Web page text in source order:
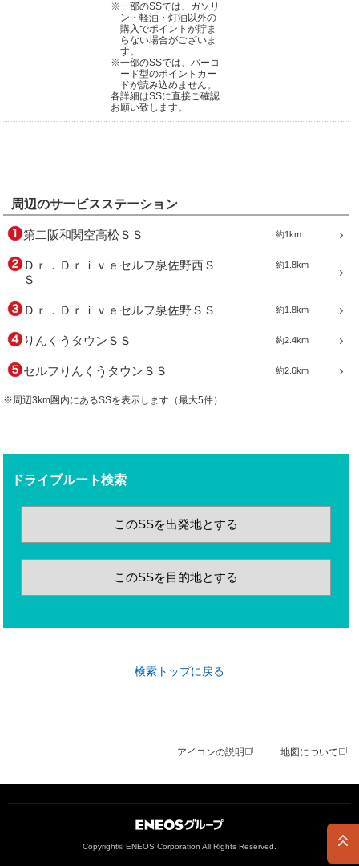
※一部のSSでは、ガソリ
ン・軽油・灯油以外の
購入でポイントが貯ま
らない場合がございま
す。
※一部のSSでは、バーコ
ード型のポイントカー
ドが読み込めません。
各詳細はSSに直接ご確認
お願い致します。
周辺のサービスステーション
約1km
第二阪和関空高松ＳＳ
約1.8km
Ｄｒ．Ｄｒｉｖｅセルフ泉佐野西Ｓ
Ｓ
約1.8km
Ｄｒ．Ｄｒｉｖｅセルフ泉佐野ＳＳ
約2.4km
りんくうタウンＳＳ
約2.6km
セルフりんくうタウンＳＳ
※周辺3km圏内にあるSSを表示します（最大5件）
ドライブルート検索
このSSを出発地とする
このSSを目的地とする
検索トップに戻る
アイコンの説明 地図について
Copyright© ENEOS Corporation All Rights Reserved.